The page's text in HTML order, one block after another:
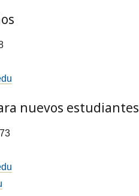
nuevos estudiantes